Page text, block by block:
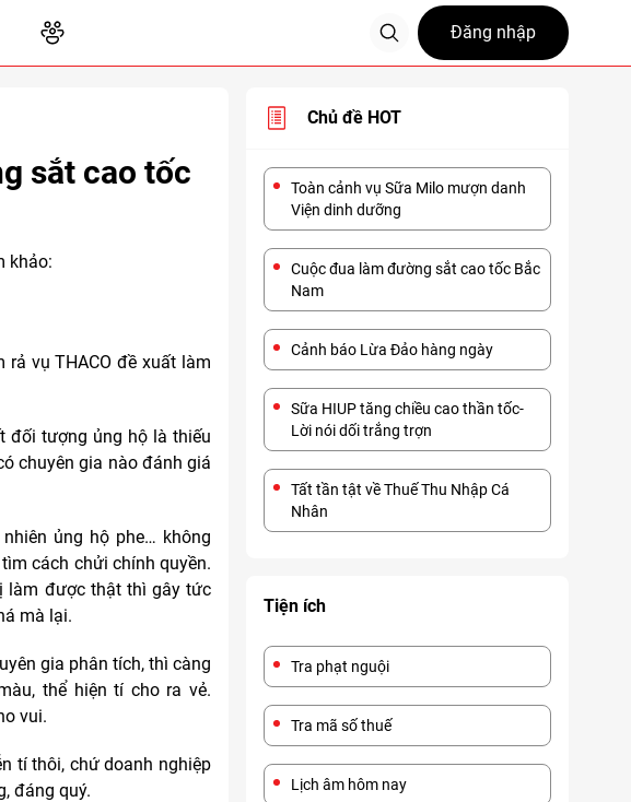
Đăng nhập
sắt cao tốc
khảo:
vụ THACO đề xuất làm
đối tượng ủng hộ là thiếu
chuyên gia nào đánh giá
ủng hộ phe… không
cách chửi chính quyền.
làm được thật thì gây tức
mà lại.
gia phân tích, thì càng
thể hiện tí cho ra vẻ.
vui.
tí thôi, chứ doanh nghiệp
đáng quý.
Chủ đề HOT
Toàn cảnh vụ Sữa Milo mượn danh
Viện dinh dưỡng
Cuộc đua làm đường sắt cao tốc Bắc
Nam
Cảnh báo Lừa Đảo hàng ngày
Sữa HIUP tăng chiều cao thần tốc-
Lời nói dối trắng trợn
Tất tần tật về Thuế Thu Nhập Cá
Nhân
Tiện ích
Tra phạt nguội
Tra mã số thuế
Lịch âm hôm nay